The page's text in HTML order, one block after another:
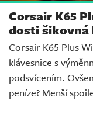
Corsair K65
dosti šikovná
Corsair K65 Plus
klávesnice s
podsvícením.
peníze? Menší